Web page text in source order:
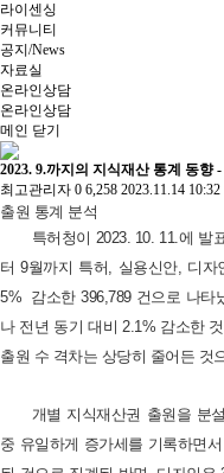
라이센싱
커뮤니티
공지/News
자료실
온라인상담
온라인상담
메인 닫기
2023. 9.까지의 지식재산 통계 동향
최고관리자 0 6,258 2023.11.14 10:32
출원 통계 분석
특허청이 2023. 10. 11.에 발
터 9월까지 특허, 실용신안, 디
5% 감소한 396,789 건으로 나타
나 전년 동기 대비 2.1% 감소한
출원 수 격차는 상당히 줄어든 것
개별 지식재산권 출원을 분
중 유일하게 증가세를 기록하면